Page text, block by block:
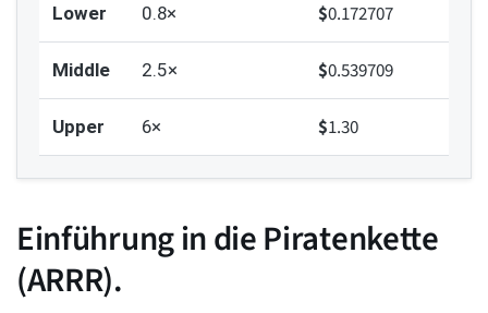
Lower 0.8× $0.172707
Middle 2.5× $0.539709
Upper 6× $1.30
Einführung in die Piratenkette
(ARRR).